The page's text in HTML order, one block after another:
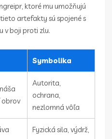
ktoré mu umožňujú
artefakty sú spojené s
v boji proti zlu.
Symbolika
obrov
Autorita,
ochrana,
nezlomná vôľa
Fyzická sila, výdrž,